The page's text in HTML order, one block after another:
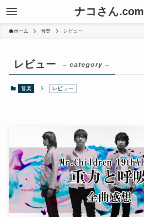
ナコさん.com
ホーム 音楽 レビュー
レビュー – category –
音楽 レビュー